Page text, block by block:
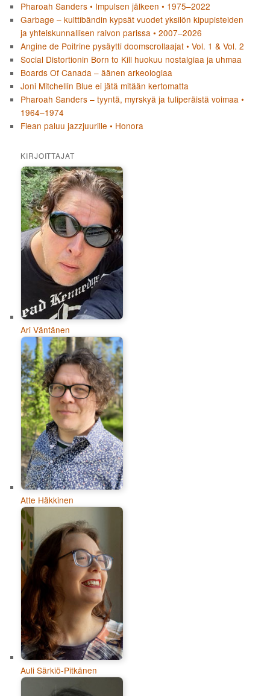
Pharoah Sanders • Impulsen jälkeen • 1975–2022
Garbage – kulttibändin kypsät vuodet yksilön kipupisteiden
ja yhteiskunnallisen raivon parissa • 2007–2026
Angine de Poitrine pysäytti doomscrollaajat • Vol. 1 & Vol. 2
Social Distortionin Born to Kill huokuu nostalgiaa ja uhmaa
Boards Of Canada – äänen arkeologiaa
Joni Mitchellin Blue ei jätä mitään kertomatta
Pharoah Sanders – tyyntä, myrskyä ja tuliperäistä voimaa •
1964–1974
Flean paluu jazzjuurille • Honora
KIRJOITTAJAT
Ari Väntänen
Atte Häkkinen
Auli Särkiö-Pitkänen